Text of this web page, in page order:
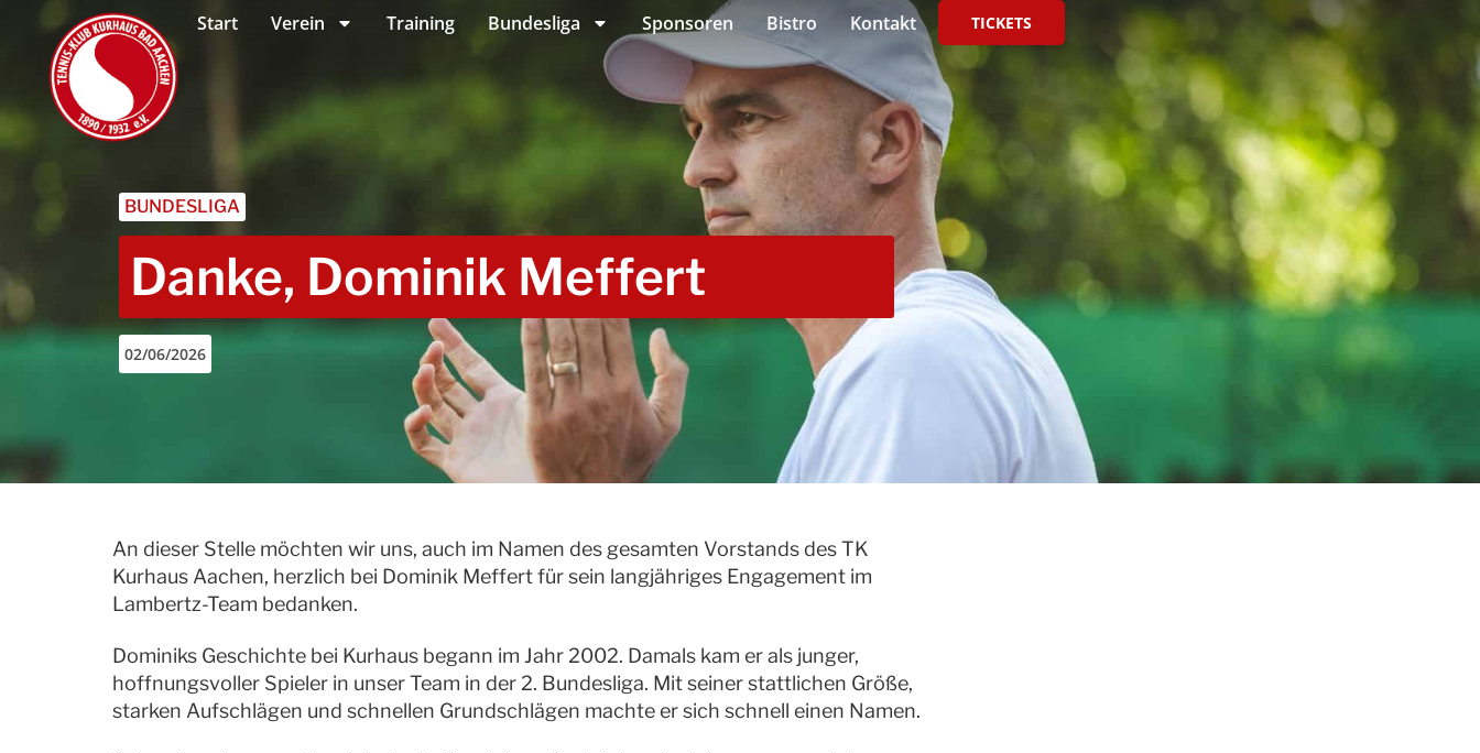
Start Verein Training Bundesliga Sponsoren Bistro Kontakt TICKETS
BUNDESLIGA
Danke, Dominik Meffert
02/06/2026
An dieser Stelle möchten wir uns, auch im Namen des gesamten Vorstands des TK
Kurhaus Aachen, herzlich bei Dominik Meffert für sein langjähriges Engagement im
Lambertz-Team bedanken.
Dominiks Geschichte bei Kurhaus begann im Jahr 2002. Damals kam er als junger,
hoffnungsvoller Spieler in unser Team in der 2. Bundesliga. Mit seiner stattlichen Größe,
starken Aufschlägen und schnellen Grundschlägen machte er sich schnell einen Namen.